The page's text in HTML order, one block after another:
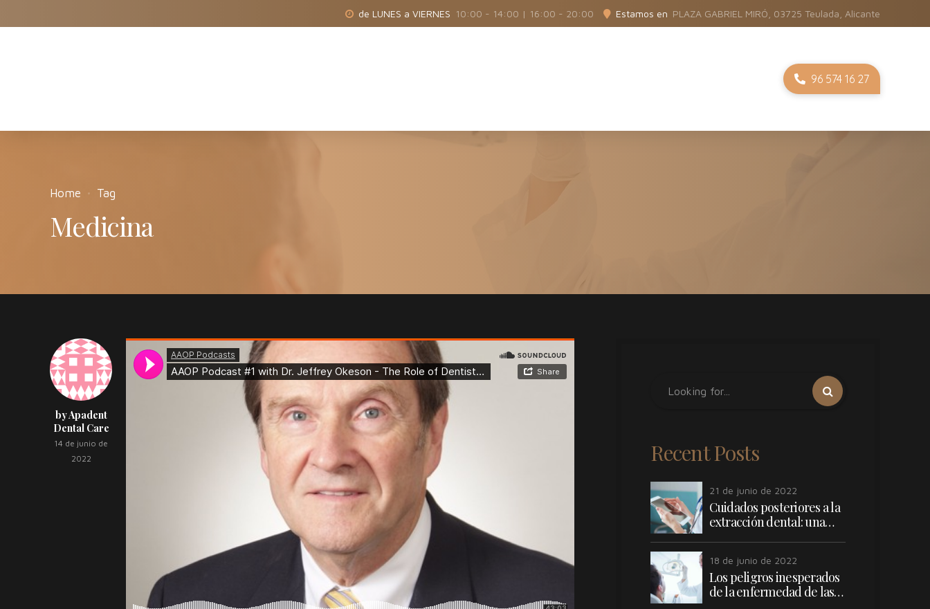
de LUNES a VIERNES 10:00 - 14:00 | 16:00 - 20:00 Estamos en PLAZA GABRIEL MIRÓ, 03725 Teulada, Alicante
96 574 16 27
Home Tag
Medicina
by Apadent
Dental Care
14 de junio de
2022
Recent Posts
21 de junio de 2022
Cuidados posteriores a la
extracción dental: una
18 de junio de 2022
Los peligros inesperados
de la enfermedad de las